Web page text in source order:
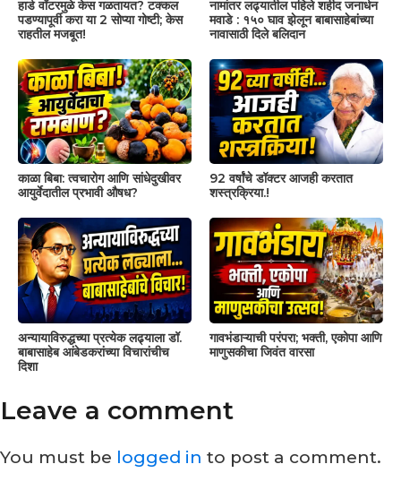
हार्ड वॉटरमुळे केस गळतायत? टक्कल
पडण्यापूर्वी करा या 2 सोप्या गोष्टी; केस
राहतील मजबूत!
नामांतर लढ्यातील पहिले शहीद जनार्धन
मवाडे : १५० घाव झेलून बाबासाहेबांच्या
नावासाठी दिले बलिदान
काळा बिबा: त्वचारोग आणि सांधेदुखीवर
आयुर्वेदातील प्रभावी औषध?
92 वर्षांचे डॉक्टर आजही करतात
शस्त्रक्रिया.!
अन्यायाविरुद्धच्या प्रत्येक लढ्याला डॉ.
बाबासाहेब आंबेडकरांच्या विचारांचीच
दिशा
गावभंडाऱ्याची परंपरा; भक्ती, एकोपा आणि
माणुसकीचा जिवंत वारसा
Leave a comment
You must be logged in to post a comment.